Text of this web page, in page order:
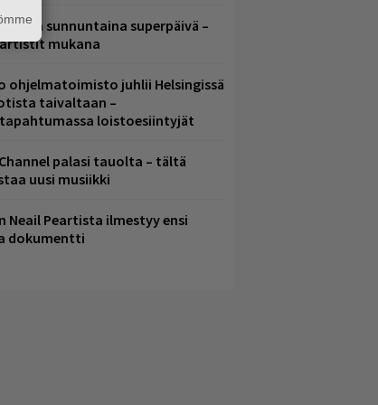
sunnuntaina superpäivä –
mukana
ohjelmatoimisto juhlii Helsingissä
taivaltaan –
loistoesiintyjät
palasi tauolta – tältä
uusi musiikki
Neail Peartista ilmestyy ensi
dokumentti